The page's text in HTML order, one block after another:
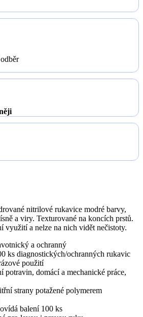
nitrilové rukavice modré barvy,
a viry. Texturované na koncích prstů.
využití a nelze na nich vidět nečistoty.
a ochranný
ks diagnostických/ochranných rukavic
použití
potravin, domácí a mechanické práce,
strany potažené polymerem
balení 100 ks